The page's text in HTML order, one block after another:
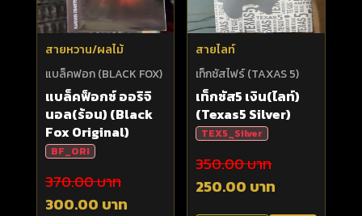
สายหวาน/ผลไม้
แบล็คฟอก (BLACK FOX)
แบล็คฟ็อกซ์ ออริจิ
นอล(ร้อน) (Black
Fox Original)
BF_ORI
370.00 บาท
300.00 บาท
สายไลท์
เท็กซัสไฟร์ (TAXAS 5)
เท็กซัส5 เงิน(ไลท์)
(Texas5 Silver)
TEX5_ฺSilver
350.00 บาท
250.00 บาท